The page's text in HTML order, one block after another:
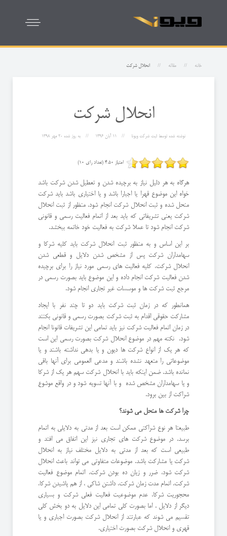
خانه مقاله انحلال شرکت
انحلال شرکت
نوشته شده توسط ثبت شرکت ویونا 11 آبان 1396 به روز شده 20 مهر 1398
امتیاز 4.50 (تعداد رای 10)
هرگاه به هر دلیل نیاز به برچیده شدن و تعطیل شدن شرکت باشد
خواه این موضوع قهرا یا اجبارا باشد و یا اختیاری باشد باید شرکت
منحل شده و ثبت انحلال شرکت انجام شود. منظور از ثبت انحلال
شرکت یعنی تشریفاتی که باید بعد از اتمام فعالیت رسمی و قانونی
شرکت انجام شود تا عملا شرکت به فعالیت خود خاتمه ببخشد.
بر این اساس و به منظور ثبت انحلال شرکت باید کلیه شرکا و
سهامداران شرکت پس از مشخص شدن دلایل و قطعی شدن
انحلال شرکت، کلیه فعالیت های رسمی مورد نیاز را برای برچیده
شدن فعالیت شرکت انجام داده و این موضوع باید بصورت رسمی در
مرجع ثبت شرکت ها و موسسات غیر تجاری انجام شود.
همانطور که در زمان ثبت شرکت باید دو تا چند نفر با ایجاد
مشارکت حقوقی اقدام به ثبت شرکت بصورت رسمی و قانونی بکنند
در زمان اتمام فعالیت شرکت نیز باید تمامی این تشریفات قانونا انجام
شود. نکته مهم در موضوع انحلال شرکت بصورت رسمی این است
که هر یک از انواع شرکت ها دیون و یا بدهی نداشته باشند و یا
موضوعاتی را متعهد نشده باشند و مدعی العمومی برای آنها باقی
نمانده باشد. ضمن اینکه باید با انحلال شرکت سهم هر یک از شرکا
و یا سهامداران مشخص شده و با آنها تسویه شود و در واقع موشوع
شراکت از بین برود.
چرا شرکت ها منحل می شوند؟
طبیعتا هر نوع شراکتی ممکن است بعد از مدتی به دلایلی به اتمام
برسد. در موضوع شرکت های تجاری نیز این اتفاق می افتد و
طبیعی است که بعد از مدتی به دلایل مختلف نیاز به انحلال
شرکت یا مشارکت باشد. موضوعات متفاوتی می تواند باعث انحلال
شرکت شود، ضرر و زیان ده بودن شرکت، اتمام موضوع فعالیت
شرکت، اتمام مدت زمان شرکت، داشتن شاکی ، از هم پاشیدن شرکا،
محجوریت شرکا، عدم موضوعیت فعالیت فعلی شرکت و بسیاری
دیگر از دلایل . اما بصورت کلی تمامی این دلایل به دو بخش کلی
تقسیم می شوند که عبارتند از انحلال شرکت بصورت اجباری و یا
قهری و انحلال شرکت بصورت اختیاری.